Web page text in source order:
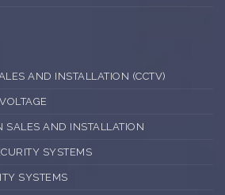
AND INSTALLATION (CCTV)
SALES AND INSTALLATION
SYSTEMS
SYSTEMS